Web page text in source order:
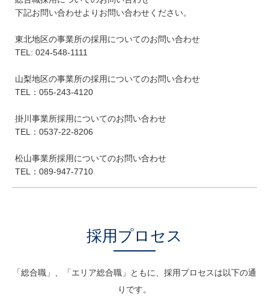
下記お問い合わせよりお問い合わせください。
東北地区の事業所の採用についてのお問い合わせ
TEL: 024-548-1111
山梨地区の事業所の採用についてのお問い合わせ
TEL：055-243-4120
掛川事業所採用についてのお問い合わせ
TEL：0537-22-8206
松山事業所採用についてのお問い合わせ
TEL：089-947-7710
採用プロセス
「総合職」、「エリア総合職」ともに、採用プロセスは以下の通
りです。